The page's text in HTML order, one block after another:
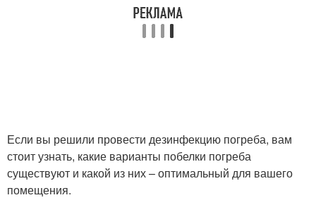
Если вы решили провести дезинфекцию погреба, вам
стоит узнать, какие варианты побелки погреба
существуют и какой из них – оптимальный для вашего
помещения.